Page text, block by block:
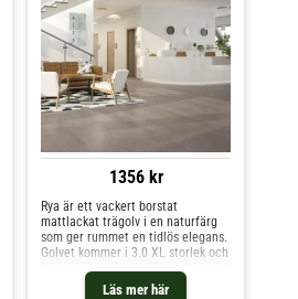
underhålla.
1356 kr
Läs mer här
Rya är ett vackert borstat
mattlackat trägolv i en naturfärg
som ger rummet en tidlös elegans.
Golvet kommer i 3.0 XL storlek och
1-stav konstruktion för ett stilrent